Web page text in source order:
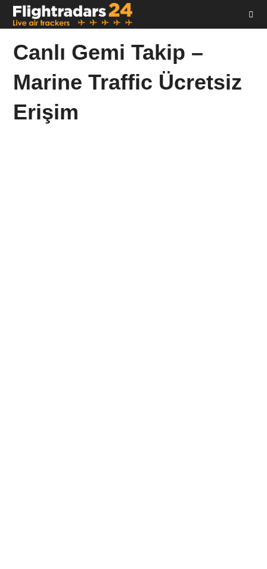
Skip
Canlı Gemi Takip –
Marine Traffic Ücretsiz
Erişim